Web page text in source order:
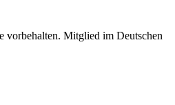
Mitglied im Deutschen